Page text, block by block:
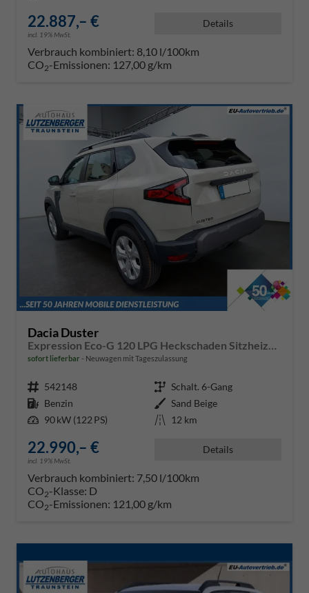
22.887,– €
incl. 19% MwSt.
Details
Verbrauch kombiniert: 8,10 l/100km
CO2-Emissionen: 127,00 g/km
Dacia Duster
sofort lieferbar Neuwagen mit Tageszulassung
Fahrzeugnr. 542148 Getriebe Schalt. 6-Gang
Kraftstoff Benzin Außenfarbe Sand Beige
Leistung 90 kW (122 PS) Kilometerstand 12 km
22.990,– €
incl. 19% MwSt.
Details
Verbrauch kombiniert: 7,50 l/100km
CO2-Klasse: D
CO2-Emissionen: 121,00 g/km